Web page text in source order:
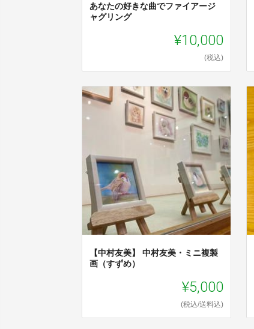
あなたの好きな曲でファイアージ
ャグリング
¥10,000
(税込)
【中村友美】 中村友美・ミニ複製
画（すずめ）
¥5,000
(税込/送料込)